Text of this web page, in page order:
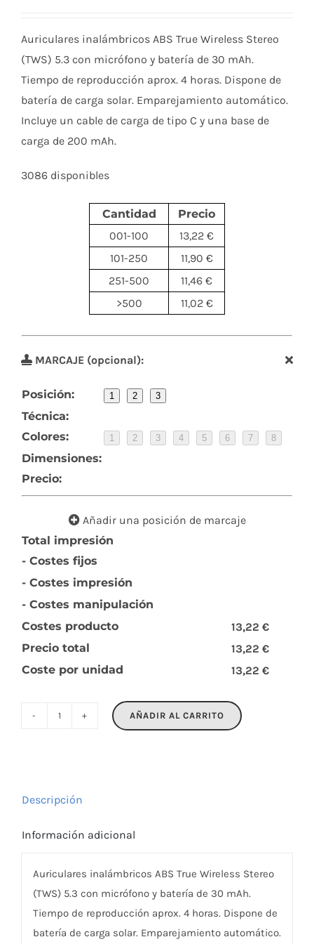
Auriculares inalámbricos ABS True Wireless Stereo
(TWS) 5.3 con micrófono y batería de 30 mAh.
Tiempo de reproducción aprox. 4 horas. Dispone de
batería de carga solar. Emparejamiento automático.
Incluye un cable de carga de tipo C y una base de
carga de 200 mAh.
3086 disponibles
Cantidad
Precio
001-100
13,22 €
101-250
11,90 €
251-500
11,46 €
>500
11,02 €
MARCAJE (opcional):
Posición: 1 2 3
Técnica:
Colores:
1 2 3 4 5 6 7 8
Dimensiones:
Precio:
Añadir una posición de marcaje
Total impresión
- Costes fijos
- Costes impresión
- Costes manipulación
Costes producto
13,22 €
Precio total
13,22 €
Coste por unidad
13,22 €
AÑADIR AL CARRITO
Descripción
Información adicional
Auriculares inalámbricos ABS True Wireless Stereo
(TWS) 5.3 con micrófono y batería de 30 mAh.
Tiempo de reproducción aprox. 4 horas. Dispone de
batería de carga solar. Emparejamiento automático.